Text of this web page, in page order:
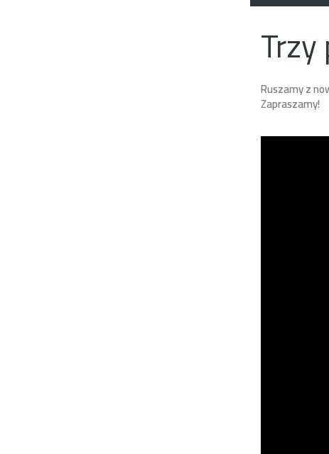
Ruszamy z
Zapraszamy!